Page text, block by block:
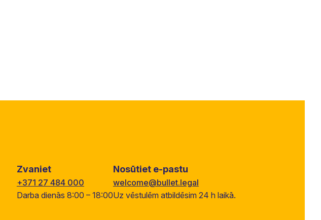
Zvaniet
+371 27 484 000
Darba dienās 8:00 – 18:00
Nosūtiet e-pastu
welcome@bullet.legal
Uz vēstulēm atbildēsim 24 h laikā.